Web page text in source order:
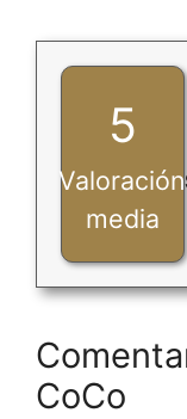
5
Valoración
media
CoCo